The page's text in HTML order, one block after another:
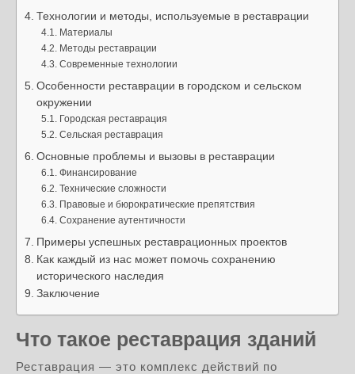
Технологии и методы, используемые в реставрации
Материалы
Методы реставрации
Современные технологии
Особенности реставрации в городском и сельском
окружении
Городская реставрация
Сельская реставрация
Основные проблемы и вызовы в реставрации
Финансирование
Технические сложности
Правовые и бюрократические препятствия
Сохранение аутентичности
Примеры успешных реставрационных проектов
Как каждый из нас может помочь сохранению
исторического наследия
Заключение
Что такое реставрация зданий
Реставрация — это комплекс действий по